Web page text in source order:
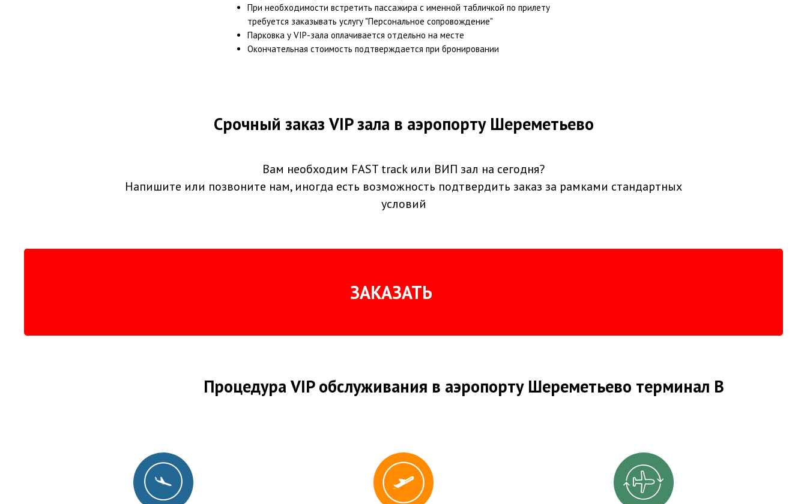
При необходимости встретить пассажира с именной табличкой по прилету
требуется заказывать услугу "Персональное сопровождение"
Парковка у VIP-зала оплачивается отдельно на месте
Окончательная стоимость подтверждается при бронировании
Срочный заказ VIP зала в аэропорту Шереметьево
Вам необходим FAST track или ВИП зал на сегодня?
Напишите или позвоните нам, иногда есть возможность подтвердить заказ за рамками стандартных
условий
ЗАКАЗАТЬ
Процедура VIP обслуживания в аэропорту Шереметьево терминал B